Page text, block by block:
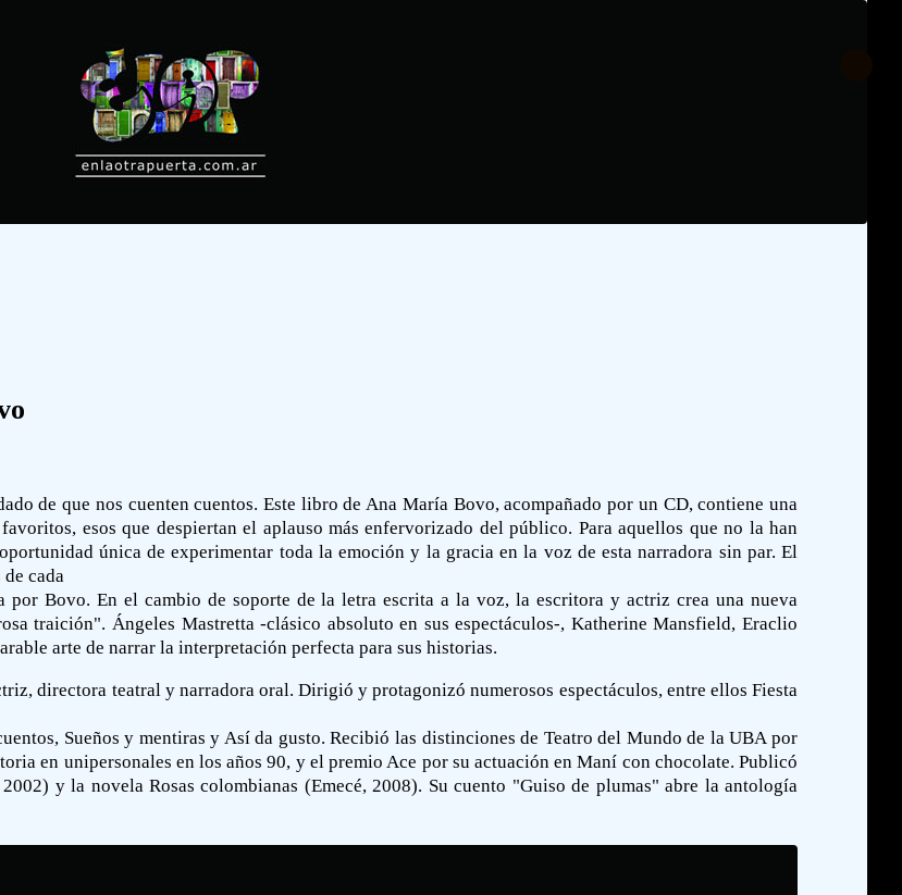
de que nos cuenten cuentos. Este libro de Ana María Bovo, acompañado por un CD, contiene una
esos que despiertan el aplauso más enfervorizado del público. Para aquellos que no la han
única de experimentar toda la emoción y la gracia en la voz de esta narradora sin par. El
cada
por Bovo. En el cambio de soporte de la letra escrita a la voz, la escritora y actriz crea una nueva
traición". Ángeles Mastretta -clásico absoluto en sus espectáculos-, Katherine Mansfield, Eraclio
arte de narrar la interpretación perfecta para sus historias.
directora teatral y narradora oral. Dirigió y protagonizó numerosos espectáculos, entre ellos Fiesta
Sueños y mentiras y Así da gusto. Recibió las distinciones de Teatro del Mundo de la UBA por
en unipersonales en los años 90, y el premio Ace por su actuación en Maní con chocolate. Publicó
y la novela Rosas colombianas (Emecé, 2008). Su cuento "Guiso de plumas" abre la antología